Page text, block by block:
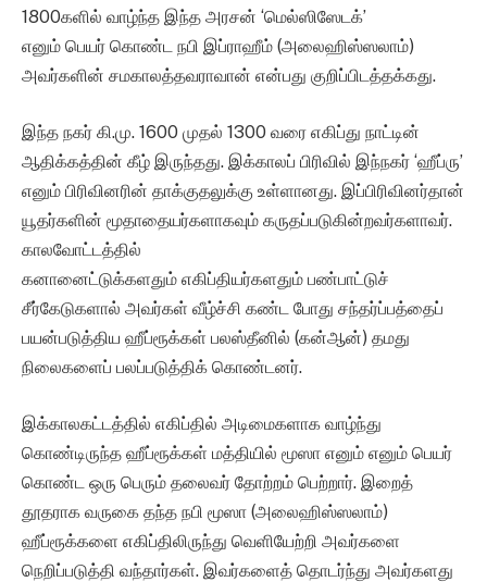
1800களில் வாழ்ந்த இந்த அரசன் ‘மெல்ஸிஸேடக்’
எனும் பெயர் கொண்ட நபி இப்ராஹீம் (அலைஹிஸ்ஸலாம்)
அவர்களின் சமகாலத்தவராவான் என்பது குறிப்பிடத்தக்கது.
இந்த நகர் கி.மு. 1600 முதல் 1300 வரை எகிப்து நாட்டின்
ஆதிக்கத்தின் கீழ் இருந்தது. இக்காலப் பிரிவில் இந்நகர் ‘ஹீப்ரு’
எனும் பிரிவினரின் தாக்குதலுக்கு உள்ளானது. இப்பிரிவினர்தான்
யூதர்களின் மூதாதையர்களாகவும் கருதப்படுகின்றவர்களாவர்.
காலவோட்டத்தில்
கனானைட்டுக்களதும் எகிப்தியர்களதும் பண்பாட்டுச்
சீர்கேடுகளால் அவர்கள் வீழ்ச்சி கண்ட போது சந்தர்ப்பத்தைப்
பயன்படுத்திய ஹீப்ரூக்கள் பலஸ்தீனில் (கன்ஆன்) தமது
நிலைகளைப் பலப்படுத்திக் கொண்டனர்.
இக்காலகட்டத்தில் எகிப்தில் அடிமைகளாக வாழ்ந்து
கொண்டிருந்த ஹீப்ரூக்கள் மத்தியில் மூஸா எனும் எனும் பெயர்
கொண்ட ஒரு பெரும் தலைவர் தோற்றம் பெற்றார். இறைத்
தூதராக வருகை தந்த நபி மூஸா (அலைஹிஸ்ஸலாம்)
ஹீப்ரூக்களை எகிப்திலிருந்து வெளியேற்றி அவர்களை
நெறிப்படுத்தி வந்தார்கள். இவர்களைத் தொடர்ந்து அவர்களது